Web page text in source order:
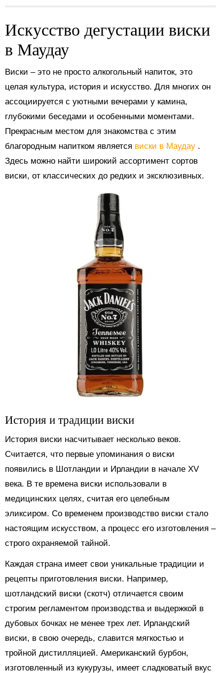
Искусство дегустации виски
в Маудау
Виски – это не просто алкогольный напиток, это
целая культура, история и искусство. Для многих он
ассоциируется с уютными вечерами у камина,
глубокими беседами и особенными моментами.
Прекрасным местом для знакомства с этим
благородным напитком является виски в Маудау .
Здесь можно найти широкий ассортимент сортов
виски, от классических до редких и эксклюзивных.
История и традиции виски
История виски насчитывает несколько веков.
Считается, что первые упоминания о виски
появились в Шотландии и Ирландии в начале XV
века. В те времена виски использовали в
медицинских целях, считая его целебным
эликсиром. Со временем производство виски стало
настоящим искусством, а процесс его изготовления –
строго охраняемой тайной.
Каждая страна имеет свои уникальные традиции и
рецепты приготовления виски. Например,
шотландский виски (скотч) отличается своим
строгим регламентом производства и выдержкой в
дубовых бочках не менее трех лет. Ирландский
виски, в свою очередь, славится мягкостью и
тройной дистилляцией. Американский бурбон,
изготовленный из кукурузы, имеет сладковатый вкус